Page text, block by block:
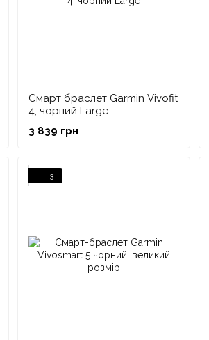
Смарт браслет Garmin Vivofit
4, чорний Large
3 839 грн
3